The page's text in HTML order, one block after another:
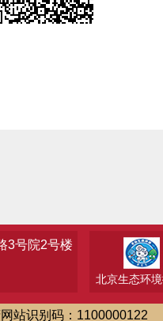
3号院2号楼
北京生态环
站识别码：1100000122